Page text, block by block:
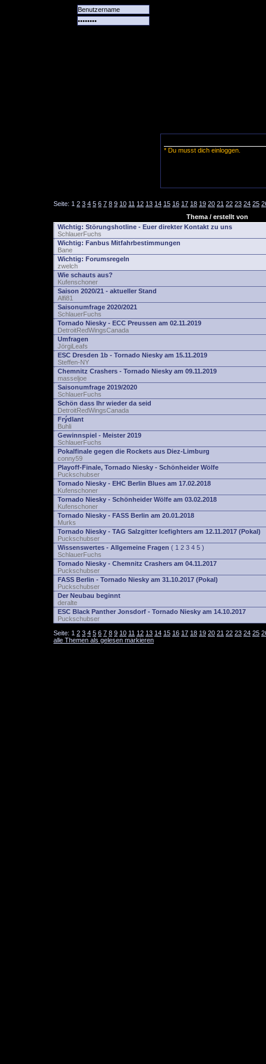
* Du musst dich einloggen.
Seite: 1 2 3 4 5 6 7 8 9 10 11 12 13 14 15 16 17 18 19 20 21 22 23 24 25
Thema / erstellt von
Wichtig: Störungshotline - Euer direkter Kontakt zu uns
SchlauerFuchs
Wichtig: Fanbus Mitfahrbestimmungen
Bane
Wichtig: Forumsregeln
zwelch
Wie schauts aus?
Kufenschoner
Saison 2020/21 - aktueller Stand
Alfi81
Saisonumfrage 2020/2021
SchlauerFuchs
Tornado Niesky - ECC Preussen am 02.11.2019
DetroitRedWingsCanada
Umfragen
JörgiLeafs
ESC Dresden 1b - Tornado Niesky am 15.11.2019
Steffen-NY
Chemnitz Crashers - Tornado Niesky am 09.11.2019
masseljoe
Saisonumfrage 2019/2020
SchlauerFuchs
Schön dass Ihr wieder da seid
DetroitRedWingsCanada
Frýdlant
Buhli
Gewinnspiel - Meister 2019
SchlauerFuchs
Pokalfinale gegen die Rockets aus Diez-Limburg
conny59
Playoff-Finale, Tornado Niesky - Schönheider Wölfe
Puckschubser
Tornado Niesky - EHC Berlin Blues am 17.02.2018
Kufenschoner
Tornado Niesky - Schönheider Wölfe am 03.02.2018
Kufenschoner
Tornado Niesky - FASS Berlin am 20.01.2018
Murks
Tornado Niesky - TAG Salzgitter Icefighters am 12.11.2017 (Pokal)
Puckschubser
Wissenswertes - Allgemeine Fragen ( 1 2 3 4 5 )
SchlauerFuchs
Tornado Niesky - Chemnitz Crashers am 04.11.2017
Puckschubser
FASS Berlin - Tornado Niesky am 31.10.2017 (Pokal)
Puckschubser
Der Neubau beginnt
deralte
ESC Black Panther Jonsdorf - Tornado Niesky am 14.10.2017
Puckschubser
Seite: 1 2 3 4 5 6 7 8 9 10 11 12 13 14 15 16 17 18 19 20 21 22 23 24 25
alle Themen als gelesen markieren